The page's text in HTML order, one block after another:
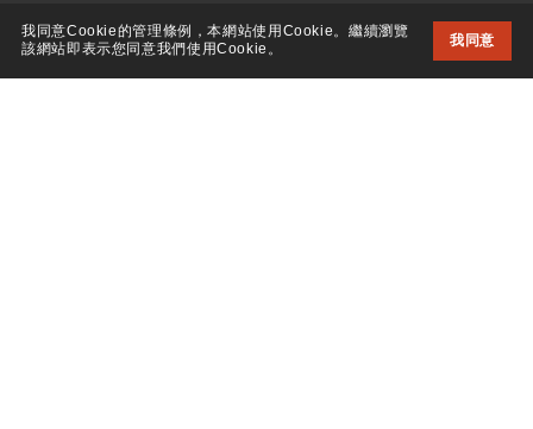
我同意Cookie的管理條例，本網站使用Cookie。繼續瀏覽
該網站即表示您同意我們使用Cookie。
我同意